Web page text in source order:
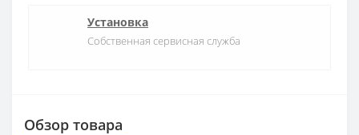
Установка
Собственная сервисная служба
Обзор товара